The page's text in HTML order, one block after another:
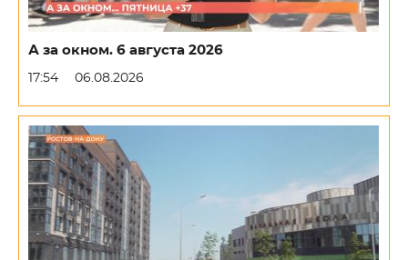
А за окном. 6 августа 2026
17:54 06.08.2026